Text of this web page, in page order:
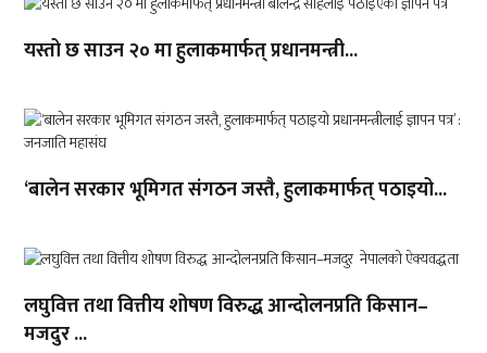
यस्तो छ साउन २० मा हुलाकमार्फत् प्रधानमन्त्री...
‘बालेन सरकार भूमिगत संगठन जस्तै, हुलाकमार्फत् पठाइयो...
लघुवित्त तथा वित्तीय शोषण विरुद्ध आन्दोलनप्रति किसान–
मजदुर ...